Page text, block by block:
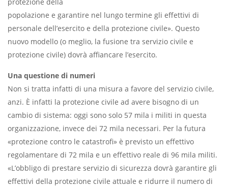
popolazione e garantire nel lungo termine gli effettivi di
personale dell’esercito e della protezione civile». Questo
nuovo modello (o meglio, la fusione tra servizio civile e
protezione civile) dovrà affiancare l’esercito.
Una questione di numeri
Non si tratta infatti di una misura a favore del servizio civile,
anzi. È infatti la protezione civile ad avere bisogno di un
cambio di sistema: oggi sono solo 57 mila i militi in questa
organizzazione, invece dei 72 mila necessari. Per la futura
«protezione contro le catastrofi» è previsto un effettivo
regolamentare di 72 mila e un effettivo reale di 96 mila militi.
«L’obbligo di prestare servizio di sicurezza dovrà garantire gli
effettivi della protezione civile attuale e ridurre il numero di